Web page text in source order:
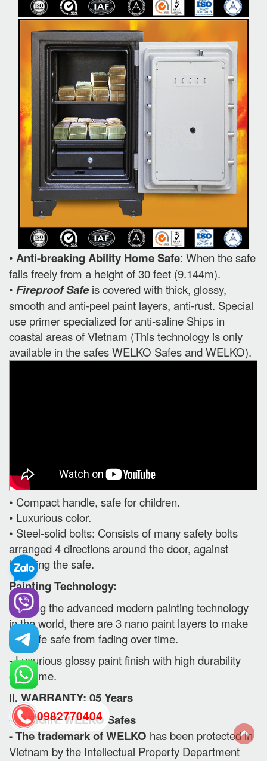
• Anti-breaking Ability Home Safe: When the safe
falls freely from a height of 30 feet (9.144m).
• Fireproof Safeis covered with thick, glossy,
smooth and anti-peel paint layers, anti-rust. Special
use primer specialized for anti-saline Ships in
coastal areas of Vietnam (This technology is only
available in the safes WELKO Safes and WELKO).
• Compact handle, safe for children.
• Luxurious color.
• Steel-solid bolts: Consists of many safety bolts
arranged 4 directions around the door, against
breaking the safe.
Painting Technology:
- Using the advanced modern painting technology
in the world, there are 3 nano paint layers to make
the safe safe from fading over time.
- Luxurious glossy paint finish with high durability
over time.
II. WARRANTY: 05 Years
-ORIGIN:WELKO Safes
- The trademark of WELKO has been protected in
Vietnam by the Intellectual Property Department
0982770404
back